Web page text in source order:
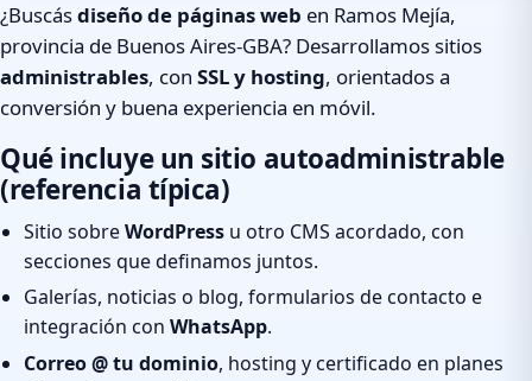
¿Buscásdiseño de páginas web en Ramos Mejía,
provincia de Buenos Aires-GBA? Desarrollamos sitios
administrables, con SSL y hosting, orientados a
conversión y buena experiencia en móvil.
Qué incluye un sitio autoadministrable
(referencia típica)
Sitio sobreWordPress u otro CMS acordado, con
secciones que definamos juntos.
Galerías, noticias o blog, formularios de contacto e
integración con WhatsApp.
Correo @ tu dominio, hosting y certificado en planes